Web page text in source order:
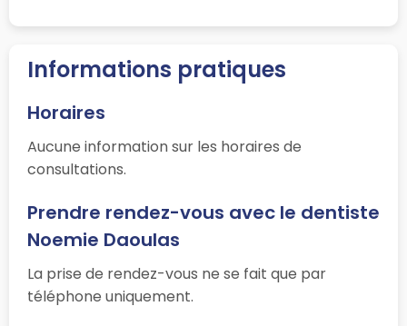
Informations pratiques
Horaires
Aucune information sur les horaires de
consultations.
Prendre rendez-vous avec le dentiste
Noemie Daoulas
La prise de rendez-vous ne se fait que par
téléphone uniquement.